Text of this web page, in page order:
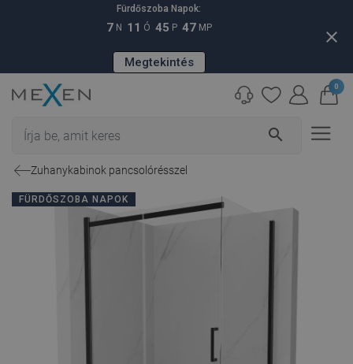
Fürdőszoba Napok:
7 N 11 Ó 45 P 46 MP
Megtekintés
close
search
0
Zuhanykabinok pancsolórésszel
FÜRDŐSZOBA NAPOK